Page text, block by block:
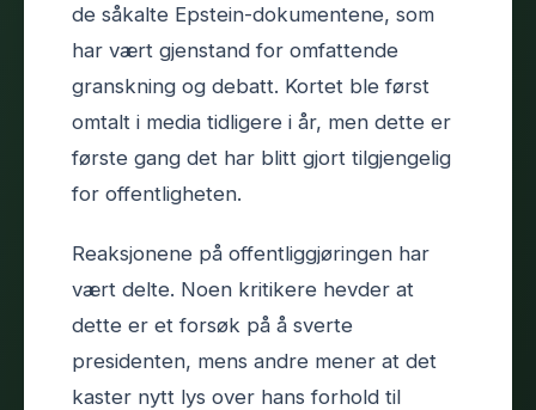
de såkalte Epstein-dokumentene, som
har vært gjenstand for omfattende
granskning og debatt. Kortet ble først
omtalt i media tidligere i år, men dette er
første gang det har blitt gjort tilgjengelig
for offentligheten.
Reaksjonene på offentliggjøringen har
vært delte. Noen kritikere hevder at
dette er et forsøk på å sverte
presidenten, mens andre mener at det
kaster nytt lys over hans forhold til